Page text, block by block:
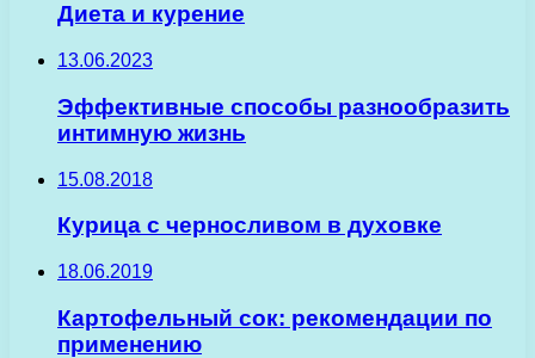
Диета и курение
13.06.2023
Эффективные способы разнообразить
интимную жизнь
15.08.2018
Курица с черносливом в духовке
18.06.2019
Картофельный сок: рекомендации по
применению